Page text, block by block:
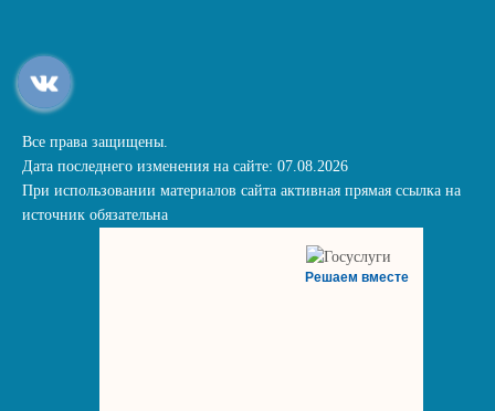
Все права защищены.
Дата последнего изменения на сайте: 07.08.2026
При использовании материалов сайта активная прямая ссылка на
источник обязательна
Решаем вместе